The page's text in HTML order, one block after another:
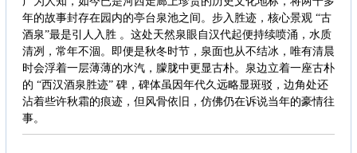
年的故事封存在园内的亭台泉池之间。步入胜迹，核心景观 “古
酒泉”最是引人入胜 。这处天然泉眼自汉代起便持续喷涌，水质
清冽，常年不涸。即便是秋冬时节，泉面也从不结冰，唯有清晨
时会浮着一层薄薄的水汽，朦胧中更显古朴。泉边立着一座古朴
的 “西汉酒泉胜迹” 碑，碑体虽因年代久远略显斑驳，边角处还
沾着些许秋霜的痕迹，但风骨依旧，仿佛仍在诉说当年的豪情往
事。